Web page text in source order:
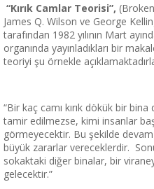
“Kırık Camlar Teorisi”,
James Q. Wilson ve George
tarafından 1982 yılının Mart
organında yayınladıkları bir
teoriyi şu örnekle
“Bir kaç camı kırık dökük bir
tamir edilmezse, kimi insanlar
görmeyecektir. Bu şekilde
büyük zararlar vereceklerdir.
sokaktaki diğer binalar, bir
gelecektir.”